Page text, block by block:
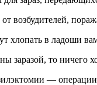
возбудителей,
в ладоши
заразой, то ничего
—